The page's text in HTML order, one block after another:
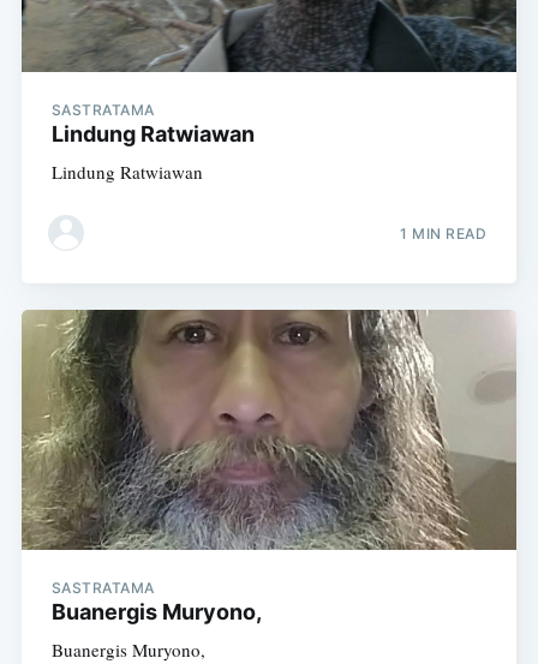
SASTRATAMA
Lindung Ratwiawan
Lindung Ratwiawan
1 MIN READ
SASTRATAMA
Buanergis Muryono,
Buanergis Muryono,